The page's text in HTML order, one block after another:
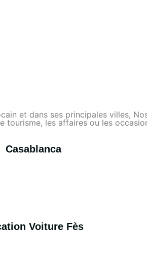
et dans ses principales villes,
les affaires ou les
Casablanca
Voiture Fès